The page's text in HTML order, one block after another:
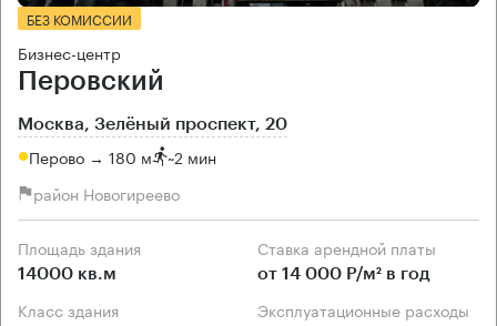
БЕЗ КОМИССИИ
Бизнес-центр
Перовский
Москва, Зелёный проспект, 20
Перово → 180 м ~2 мин
район Новогиреево
Площадь здания
14000 кв.м
Ставка арендной платы
от 14 000 Р/м² в год
Класс здания Эксплуатационные расходы